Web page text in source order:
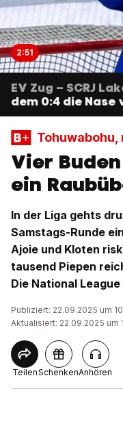
2:51
EV Zug – SCRJ
dem 0:4 die Nase
Tohuwabohu,
Vier
ein
In der Liga gehts
Samstags-Runde
Ajoie und Kloten
tausend Piepen
Die National League
Publiziert: 22.09.2025 um
Aktualisiert: 22.09.2025 um
TeilenSchenkenAnhören